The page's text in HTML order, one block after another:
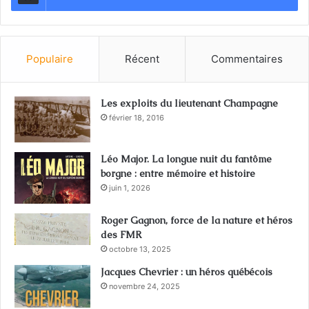
Populaire Récent Commentaires
Les exploits du lieutenant Champagne
février 18, 2016
Léo Major. La longue nuit du fantôme
borgne : entre mémoire et histoire
juin 1, 2026
Roger Gagnon, force de la nature et héros
des FMR
octobre 13, 2025
Jacques Chevrier : un héros québécois
novembre 24, 2025